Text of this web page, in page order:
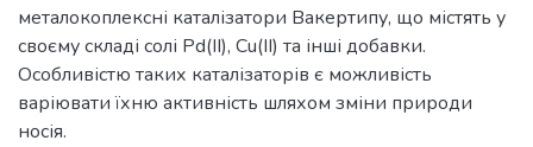
металокоплексні каталізатори Вакертипу, що містять у
своєму складі солі Pd(II), Cu(II) та інші добавки.
Особливістю таких каталізаторів є можливість
варіювати їхню активність шляхом зміни природи
носія.